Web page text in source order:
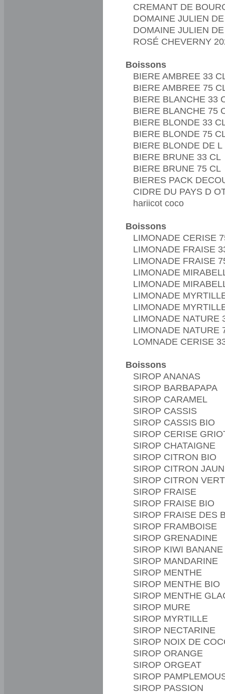
CREMANT DE
DOMAINE JULIEN
DOMAINE JULIEN
ROSÉ CHEVERNY
Boissons
BIERE AMBREE 33
BIERE AMBREE 75
BIERE BLANCHE 33
BIERE BLANCHE 75
BIERE BLONDE 33
BIERE BLONDE 75
BIERE BLONDE DE
BIERE BRUNE 33 CL
BIERE BRUNE 75 CL
BIERES PACK
CIDRE DU PAYS D
hariicot coco
Boissons
LIMONADE CERISE
LIMONADE FRAISE
LIMONADE FRAISE
LIMONADE
LIMONADE
LIMONADE
LIMONADE
LIMONADE NATURE
LIMONADE NATURE
LOMNADE CERISE
Boissons
SIROP ANANAS
SIROP BARBAPAPA
SIROP CARAMEL
SIROP CASSIS
SIROP CASSIS BIO
SIROP CERISE
SIROP CHATAIGNE
SIROP CITRON BIO
SIROP CITRON
SIROP CITRON VERT
SIROP FRAISE
SIROP FRAISE BIO
SIROP FRAISE DES
SIROP FRAMBOISE
SIROP GRENADINE
SIROP KIWI BANANE
SIROP MANDARINE
SIROP MENTHE
SIROP MENTHE BIO
SIROP MENTHE
SIROP MURE
SIROP MYRTILLE
SIROP NECTARINE
SIROP NOIX DE
SIROP ORANGE
SIROP ORGEAT
SIROP
SIROP PASSION